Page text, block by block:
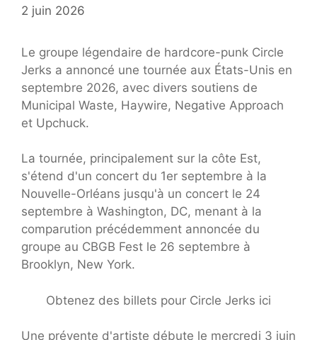
2 juin 2026
Le groupe légendaire de hardcore-punk Circle
Jerks a annoncé une tournée aux États-Unis en
septembre 2026, avec divers soutiens de
Municipal Waste, Haywire, Negative Approach
et Upchuck.
La tournée, principalement sur la côte Est,
s'étend d'un concert du 1er septembre à la
Nouvelle-Orléans jusqu'à un concert le 24
septembre à Washington, DC, menant à la
comparution précédemment annoncée du
groupe au CBGB Fest le 26 septembre à
Brooklyn, New York.
Obtenez des billets pour Circle Jerks ici
Une prévente d'artiste débute le mercredi 3 juin